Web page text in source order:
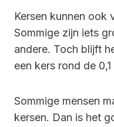
Kersen kunnen ook
Sommige zijn iets
andere. Toch blijft
een kers rond de 0,1
Sommige mensen
kersen. Dan is het